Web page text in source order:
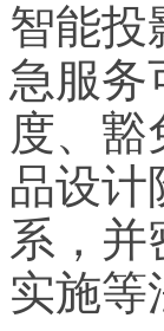
智能投
急服务
度、
品设计
系，并
实施等